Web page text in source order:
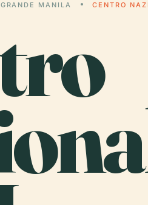
GRANDE MANILA CENTRO